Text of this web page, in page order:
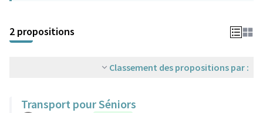
2 propositions
Classement des propositions par :
Transport pour Séniors